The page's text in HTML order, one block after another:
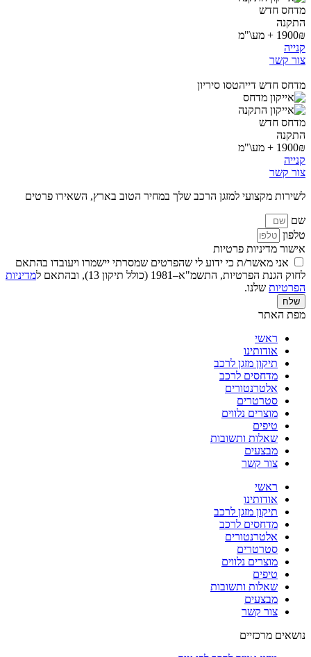
מדחס חדש
התקנה
1900₪ + מע\"מ
קנייה
צור קשר
מדחס חדש דייהטסו סיריון
מדחס חדש
התקנה
1900₪ + מע\"מ
קנייה
צור קשר
לשירות מקצועי למזגן הרכב שלך במחיר הטוב בארץ, השאירו פרטים
שם
טלפון
אישור מדיניות פרטיות
אני מאשר/ת כי ידוע לי שהפרטים שמסרתי יישמרו ויעובדו בהתאם
לחוק הגנת הפרטיות, התשמ"א–1981 (כולל תיקון 13), ובהתאם ל
מדיניות
הפרטיות שלנו.
שלח
מפת האתר
ראשי
אודותינו
תיקון מזגן לרכב
מדחסים לרכב
אלטרנטורים
סטרטרים
מוצרים נלווים
טיפים
שאלות ותשובות
מבצעים
צור קשר
ראשי
אודותינו
תיקון מזגן לרכב
מדחסים לרכב
אלטרנטורים
סטרטרים
מוצרים נלווים
טיפים
שאלות ותשובות
מבצעים
צור קשר
נושאים מרכזיים